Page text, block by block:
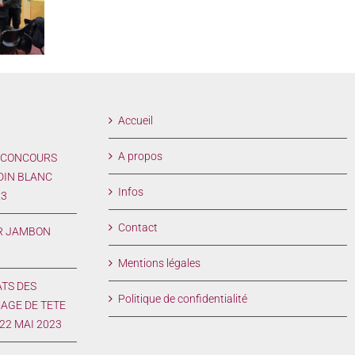
DE
BLANC
JAMBON
DES
DE TETE
22 MAI 2023
Accueil
A propos
Infos
Contact
Mentions légales
Politique de confidentialité